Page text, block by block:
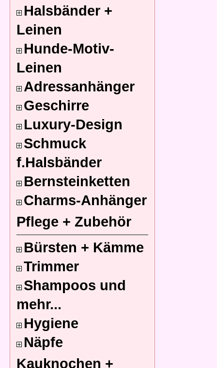
Halsbänder +
Leinen
Hunde-Motiv-
Leinen
Adressanhänger
Geschirre
Luxury-Design
Schmuck
f.Halsbänder
Bernsteinketten
Charms-Anhänger
Pflege + Zubehör
Bürsten + Kämme
Trimmer
Shampoos und
mehr...
Hygiene
Näpfe
Kauknochen +